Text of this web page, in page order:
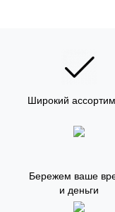
Широкий
Бережем ваше
и деньги